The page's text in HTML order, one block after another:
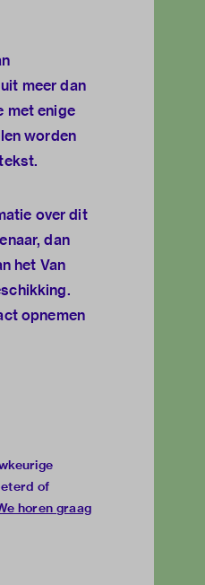
meer dan
met enige
worden
over dit
dan
het Van
opnemen
of
horen graag